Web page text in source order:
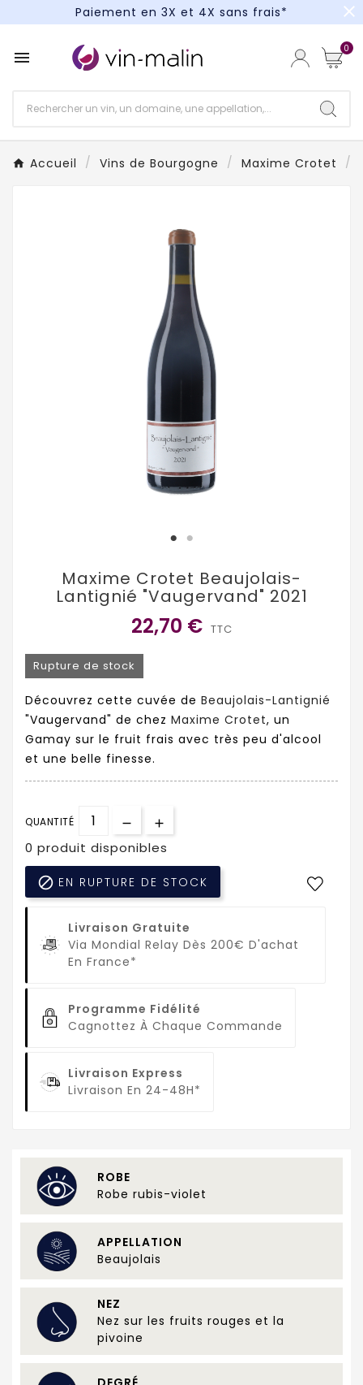
Paiement en 3X et 4X sans frais*
Paiement en 3X et 4X sans frais*
close
 0
Accueil Vins de Bourgogne Maxime Crotet
Maxime Crotet Beaujolais-
Lantignié "Vaugervand" 2021
22,70 € TTC
Rupture de stock
Découvrez cette cuvée de Beaujolais-Lantignié
"Vaugervand" de chez Maxime Crotet, un
Gamay sur le fruit frais avec très peu d'alcool
et une belle finesse.
QUANTITÉ
0 produit disponibles
 EN RUPTURE DE STOCK
Livraison Gratuite
Via Mondial Relay Dès 200€ D'achat
En France*
Programme Fidélité
Cagnottez À Chaque Commande
Livraison Express
Livraison En 24-48H*
ROBE
Robe rubis-violet
APPELLATION
Beaujolais
NEZ
Nez sur les fruits rouges et la
pivoine